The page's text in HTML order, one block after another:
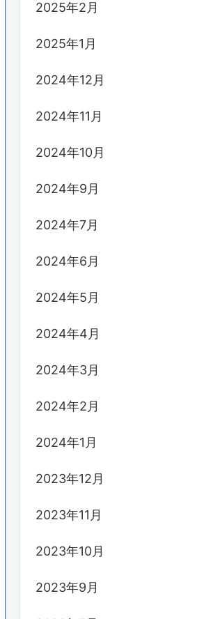
2025年2月
2025年1月
2024年12月
2024年11月
2024年10月
2024年9月
2024年7月
2024年6月
2024年5月
2024年4月
2024年3月
2024年2月
2024年1月
2023年12月
2023年11月
2023年10月
2023年9月